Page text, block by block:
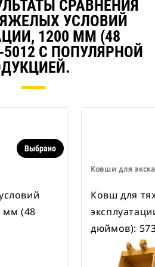
для быстрой смены
оборудования,
на ширину для
траншей.
оборудовании,
со специальным
устройством для быстрой смены
неподвижно
Специальные устройства для
быстрой смены навесного
CW оснащены
удержания навесного
имеются
устройства для
СРАВНЕНИЯ
УСЛОВИЙ
1200 ММ (48
С ПОПУЛЯРНОЙ
Выбрано
мм (48
Ковши для
Ковш для
дюймов):